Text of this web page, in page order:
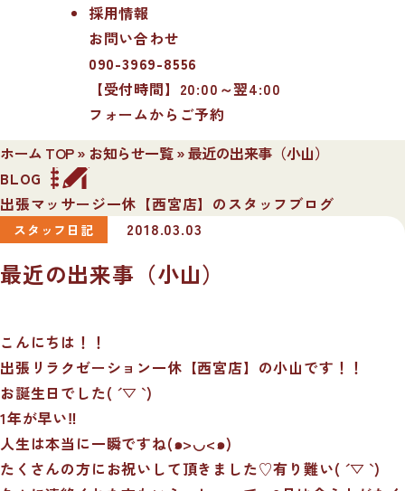
採用情報
お問い合わせ
090-3969-8556
【受付時間】20:00～翌4:00
フォームからご予約
ホーム TOP» お知らせ一覧»最近の出来事（小山）
BLOG
出張マッサージ一休【西宮店】のスタッフブログ
スタッフ日記 2018.03.03
最近の出来事（小山）
こんにちは！！
出張リラクゼーション一休【西宮店】の小山です！！
お誕生日でした( ´ ▽ ` )
1年が早い‼︎
人生は本当に一瞬ですね(๑>◡<๑)
たくさんの方にお祝いして頂きました♡有り難い( ´ ▽ ` )